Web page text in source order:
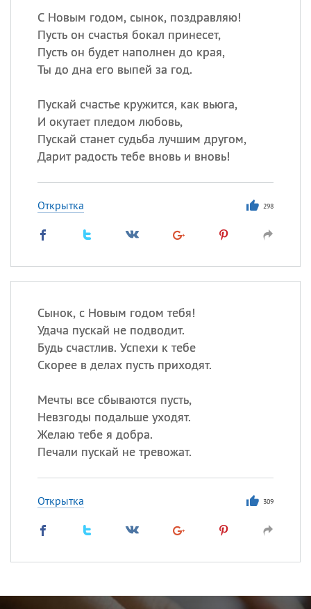
С Новым годом, сынок, поздравляю!
Пусть он счастья бокал принесет,
Пусть он будет наполнен до края,
Ты до дна его выпей за год.
Пускай счастье кружится, как вьюга,
И окутает пледом любовь,
Пускай станет судьба лучшим другом,
Дарит радость тебе вновь и вновь!
Открытка 298
Сынок, с Новым годом тебя!
Удача пускай не подводит.
Будь счастлив. Успехи к тебе
Скорее в делах пусть приходят.
Мечты все сбываются пусть,
Невзгоды подальше уходят.
Желаю тебе я добра.
Печали пускай не тревожат.
Открытка 309